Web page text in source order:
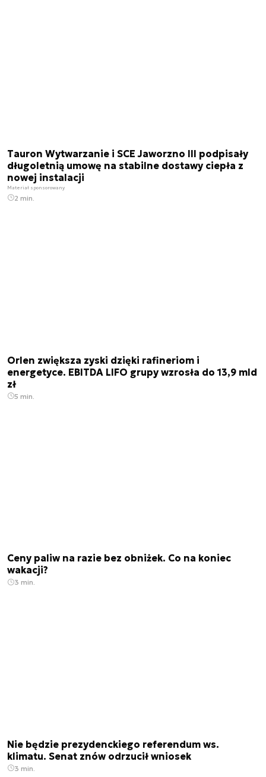
Tauron Wytwarzanie i SCE Jaworzno III podpisały
długoletnią umowę na stabilne dostawy ciepła z
nowej instalacji
Materiał sponsorowany
2 min.
Orlen zwiększa zyski dzięki rafineriom i
energetyce. EBITDA LIFO grupy wzrosła do 13,9 mld
zł
5 min.
Ceny paliw na razie bez obniżek. Co na koniec
wakacji?
3 min.
Nie będzie prezydenckiego referendum ws.
klimatu. Senat znów odrzucił wniosek
3 min.